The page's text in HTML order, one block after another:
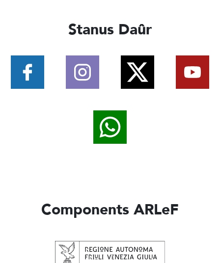
Stanus Daûr
Components ARLeF